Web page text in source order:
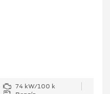
74 kW/100 k